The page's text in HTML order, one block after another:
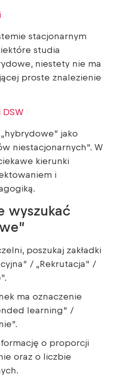
stacjonarnym
studia
niestety nie ma
proste znalezienie
jako
niestacjonarnych”. W
kierunki
i
wyszukać
poszukaj zakładki
/ „Rekrutacja” /
ma oznaczenie
learning” /
o proporcji
oraz o liczbie